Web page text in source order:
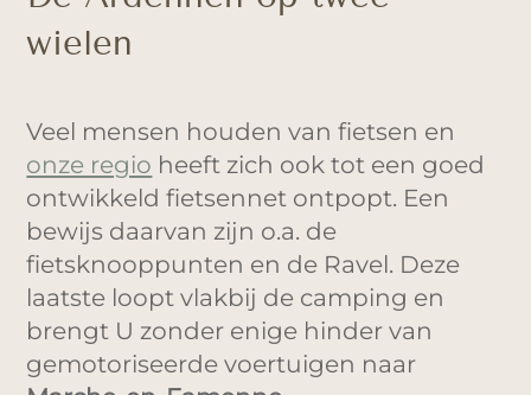
wielen
Veel mensen houden van fietsen en
onze regio heeft zich ook tot een goed
ontwikkeld fietsennet ontpopt. Een
bewijs daarvan zijn o.a. de
fietsknooppunten en de Ravel. Deze
laatste loopt vlakbij de camping en
brengt U zonder enige hinder van
gemotoriseerde voertuigen naar